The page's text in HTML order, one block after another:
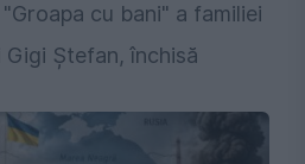
cu bani" a familiei
Ștefan, închisă